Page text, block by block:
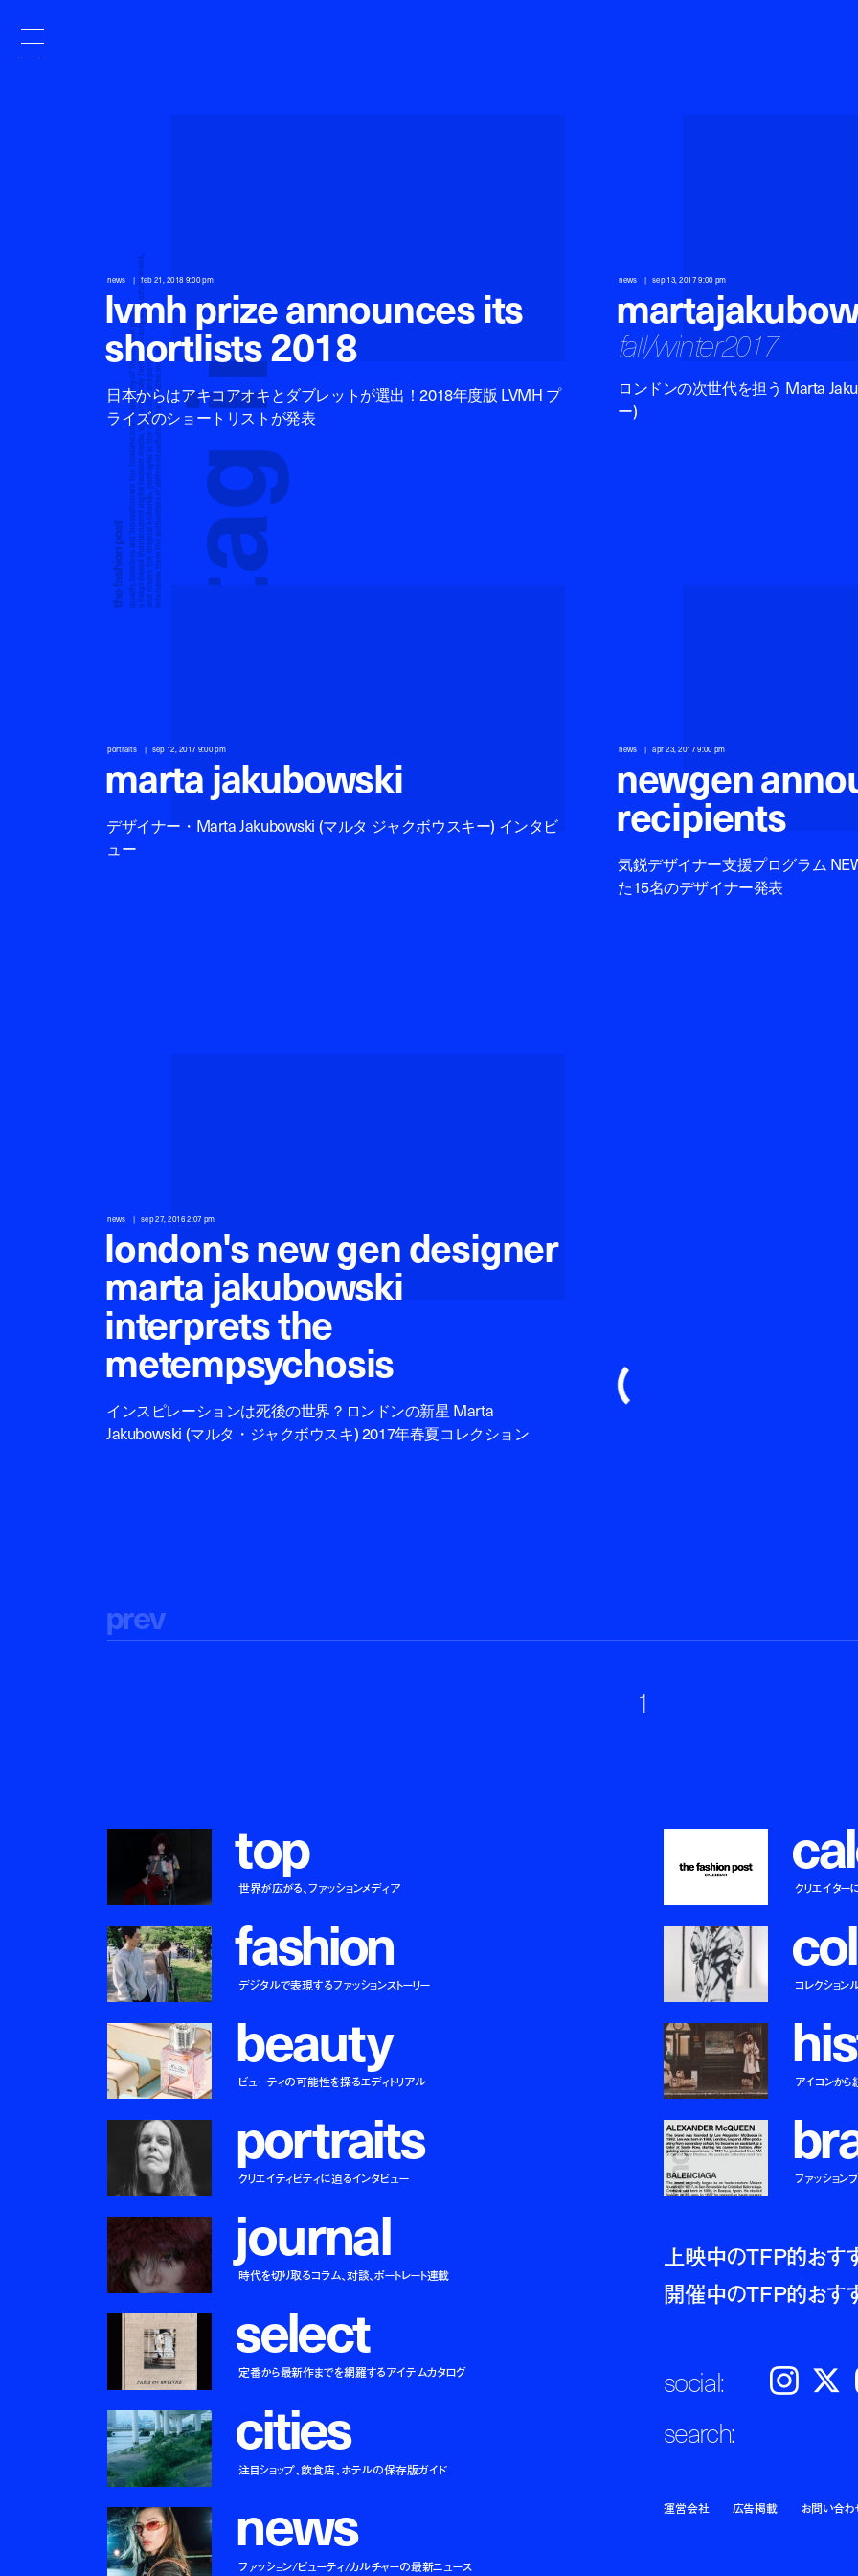
quality, timeless and innovation are the fundamental philosophy of the fashion post,a tokyo based independent digital fashion media. we curate daily fashion, beauty and culture feeds,and create the original editorials, portrayed in the digital era, and portraits,interviews from the authorities of different culture in the creative industry.
t
a
g
i
n
d
news feb 21, 2018 9:00 pm
lvmh prize announces its
shortlists 2018
日本からはアキコアオキとダブレットが選出！2018年度版 LVMH プ
ライズのショートリストが発表
news sep 13, 2017 9:00 pm
marta
fall/winter2017
ロンドンの次世代を担う Marta
ー)
portraits sep 12, 2017 9:00 pm
marta jakubowski
デザイナー・Marta Jakubowski (マルタ ジャクボウスキー) インタビ
ュー
news apr 23, 2017 9:00 pm
newgen
recipients
気鋭デザイナー支援プログラム
た15名のデザイナー発表
news sep 27, 2016 2:07 pm
london's new gen designer
marta jakubowski
interprets the
metempsychosis
インスピレーションは死後の世界？ロンドンの新星 Marta
Jakubowski (マルタ・ジャクボウスキ) 2017年春夏コレクション
prev
1
top
世界が広がる、ファッションメディア
fashion
デジタルで表現するファッションストーリー
beauty
ビューティの可能性を探るエディトリアル
portraits
クリエイティビティに迫るインタビュー
journal
時代を切り取るコラム、対談、ポートレート連載
select
定番から最新作までを網羅するアイテムカタログ
cities
注目ショップ、飲食店、ホテルの保存版ガイド
news
ファッション/ビューティ/カルチャーの最新ニュース
cal
クリエイター
col
コレクション
his
アイコンから
br
ファッション
上映中のTFP的おす
開催中のTFP的おす
social: Instagram 𝕏
search:
運営会社 広告掲載 お問い合わ